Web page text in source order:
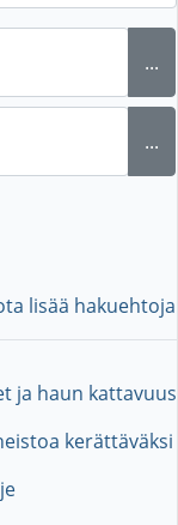
...
...
lisää hakuehtoja
ja haun kattavuus
kerättäväksi